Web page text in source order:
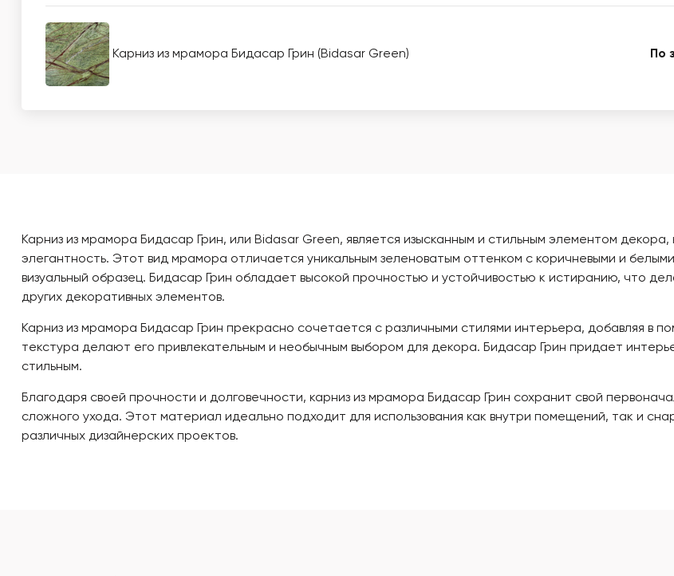
Карниз из мрамора Бидасар Грин (Bidasar Green) По
Карниз из мрамора Бидасар Грин, или Bidasar Green, является изысканным и стильным элементом
элегантность. Этот вид мрамора отличается уникальным зеленоватым оттенком с коричневыми и
визуальный образец. Бидасар Грин обладает высокой прочностью и устойчивостью к истиранию, что
других декоративных элементов.
Карниз из мрамора Бидасар Грин прекрасно сочетается с различными стилями интерьера, добавляя в
текстура делают его привлекательным и необычным выбором для декора. Бидасар Грин придает
стильным.
Благодаря своей прочности и долговечности, карниз из мрамора Бидасар Грин сохранит свой
сложного ухода. Этот материал идеально подходит для использования как внутри помещений, так и
различных дизайнерских проектов.